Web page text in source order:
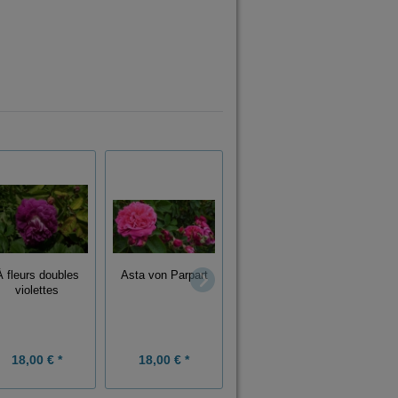
fleurs doubles
violettes
18,00 € *
Asta von Parpart
18,00 € *